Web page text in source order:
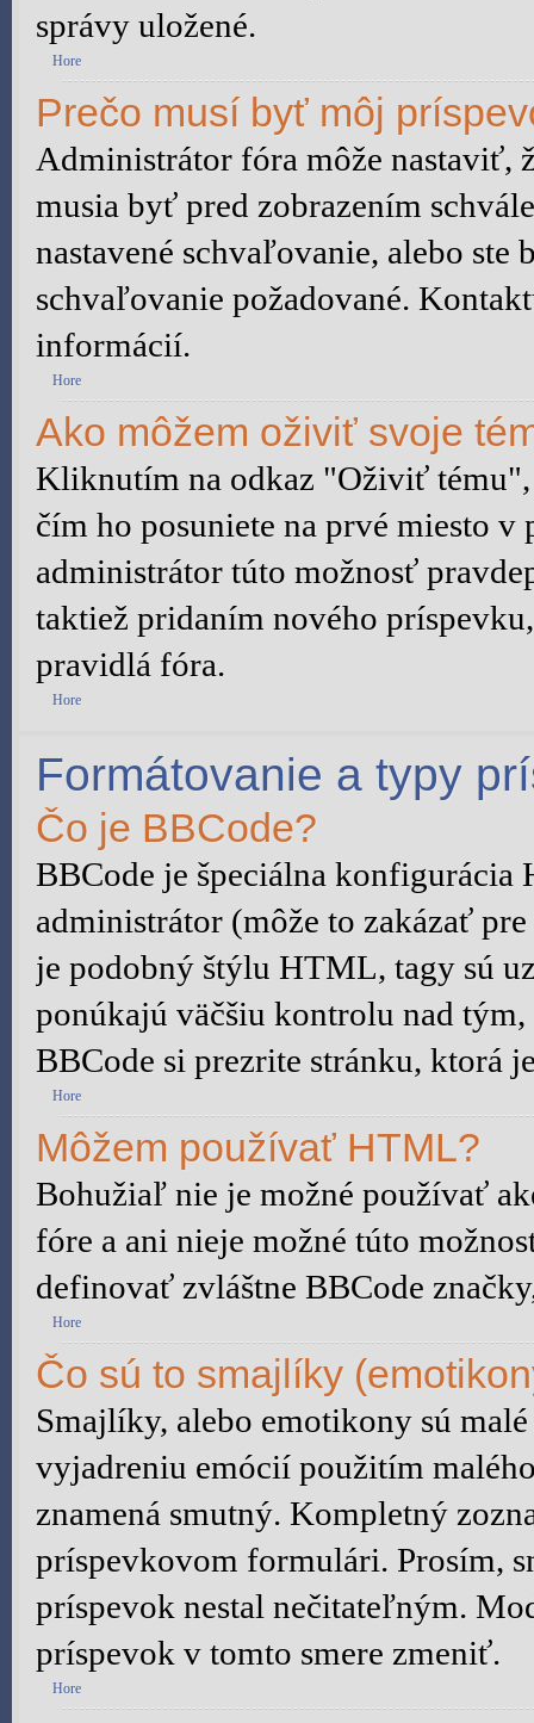
správy uložené.
Hore
Prečo musí byť môj
Administrátor fóra môže nastaviť,
musia byť pred zobrazením
nastavené schvaľovanie, alebo
schvaľovanie požadované.
informácií.
Hore
Ako môžem oživiť svoje
Kliknutím na odkaz "Oživiť
čím ho posuniete na prvé miesto
administrátor túto možnosť
taktiež pridaním nového
pravidlá fóra.
Hore
Formátovanie a typy
Čo je BBCode?
BBCode je špeciálna
administrátor (môže to zakázať
je podobný štýlu HTML, tagy sú
ponúkajú väčšiu kontrolu nad
BBCode si prezrite stránku, ktorá
Hore
Môžem používať HTML?
Bohužiaľ nie je možné používať
fóre a ani nieje možné túto
definovať zvláštne BBCode
Hore
Čo sú to smajlíky
Smajlíky, alebo emotikony sú
vyjadreniu emócií použitím
znamená smutný. Kompletný
príspevkovom formulári. Prosím,
príspevok nestal nečitateľným.
príspevok v tomto smere zmeniť.
Hore